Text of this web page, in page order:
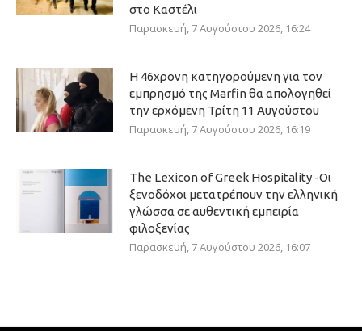
στο Καστέλι
Παρασκευή, 7 Αυγούστου 2026, 16:24
Η 46χρονη κατηγορούμενη για τον
εμπρησμό της Marfin θα απολογηθεί
την ερχόμενη Τρίτη 11 Αυγούστου
Παρασκευή, 7 Αυγούστου 2026, 16:19
The Lexicon of Greek Hospitality -Οι
ξενοδόχοι μετατρέπουν την ελληνική
γλώσσα σε αυθεντική εμπειρία
φιλοξενίας
Παρασκευή, 7 Αυγούστου 2026, 16:07